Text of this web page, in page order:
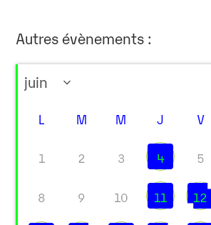
Autres évènements :
L M M J V
1 2 3 4 5
8 9 10 11 12